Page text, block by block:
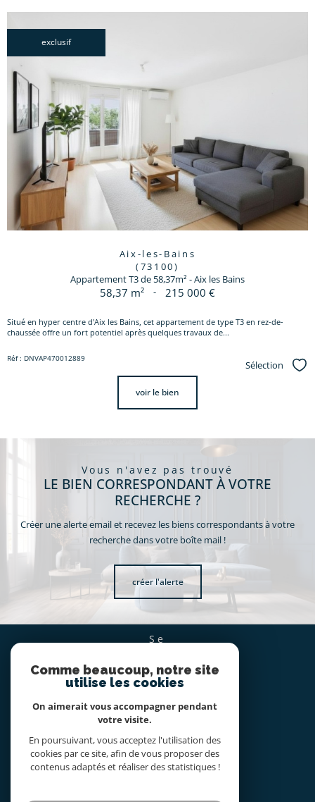
exclusif
Aix-les-Bains
(73100)
Appartement T3 de 58,37m² - Aix les Bains
58,37 m² - 215 000 €
Situé en hyper centre d'Aix les Bains, cet appartement de type T3 en rez-de-
chaussée offre un fort potentiel après quelques travaux de...
Réf : DNVAP470012889
Sélection
voir le bien
vous n'avez pas trouvé
LE BIEN CORRESPONDANT À VOTRE
RECHERCHE ?
Créer une alerte email et recevez les biens correspondants à votre
recherche dans votre boîte mail !
créer l'alerte
se
espace propriétaire
nous
SUIVRE
Comme beaucoup, notre site
utilise les cookies
On aimerait vous accompagner pendant
votre visite.
En poursuivant, vous acceptez l'utilisation des
cookies par ce site, afin de vous proposer des
contenus adaptés et réaliser des statistiques !